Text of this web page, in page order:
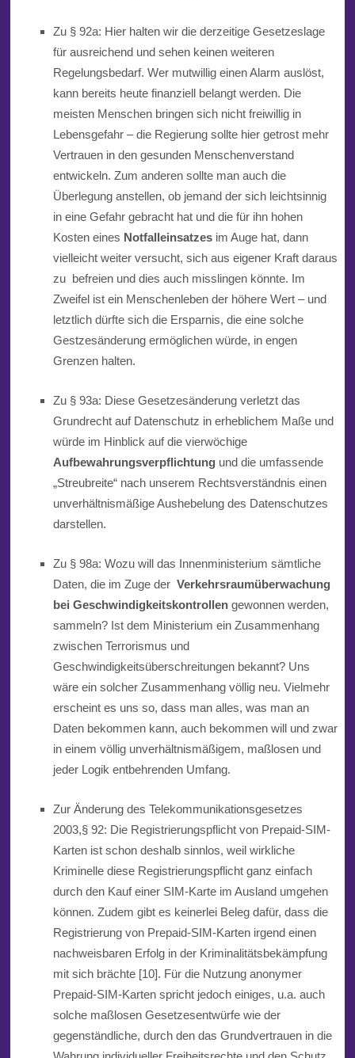
Zu § 92a: Hier halten wir die derzeitige Gesetzeslage
für ausreichend und sehen keinen weiteren
Regelungsbedarf. Wer mutwillig einen Alarm auslöst,
kann bereits heute finanziell belangt werden. Die
meisten Menschen bringen sich nicht freiwillig in
Lebensgefahr – die Regierung sollte hier getrost mehr
Vertrauen in den gesunden Menschenverstand
entwickeln. Zum anderen sollte man auch die
Überlegung anstellen, ob jemand der sich leichtsinnig
in eine Gefahr gebracht hat und die für ihn hohen
Kosten eines Notfalleinsatzesim Auge hat, dann
vielleicht weiter versucht, sich aus eigener Kraft daraus
zu befreien und dies auch misslingen könnte. Im
Zweifel ist ein Menschenleben der höhere Wert – und
letztlich dürfte sich die Ersparnis, die eine solche
Gestzesänderung ermöglichen würde, in engen
Grenzen halten.
Zu § 93a: Diese Gesetzesänderung verletzt das
Grundrecht auf Datenschutz in erheblichem Maße und
würde im Hinblick auf die vierwöchige
Aufbewahrungsverpflichtungund die umfassende
„Streubreite“ nach unserem Rechtsverständnis einen
unverhältnismäßige Aushebelung des Datenschutzes
darstellen.
Zu § 98a: Wozu will das Innenministerium sämtliche
Daten, die im Zuge der Verkehrsraumüberwachung
bei Geschwindigkeitskontrollen gewonnen werden,
sammeln? Ist dem Ministerium ein Zusammenhang
zwischen Terrorismus und
Geschwindigkeitsüberschreitungen bekannt? Uns
wäre ein solcher Zusammenhang völlig neu. Vielmehr
erscheint es uns so, dass man alles, was man an
Daten bekommen kann, auch bekommen will und zwar
in einem völlig unverhältnismäßigem, maßlosen und
jeder Logik entbehrenden Umfang.
Zur Änderung des Telekommunikationsgesetzes
2003,§ 92: Die Registrierungspflicht von Prepaid-SIM-
Karten ist schon deshalb sinnlos, weil wirkliche
Kriminelle diese Registrierungspflicht ganz einfach
durch den Kauf einer SIM-Karte im Ausland umgehen
können. Zudem gibt es keinerlei Beleg dafür, dass die
Registrierung von Prepaid-SIM-Karten irgend einen
nachweisbaren Erfolg in der Kriminalitätsbekämpfung
mit sich brächte [10]. Für die Nutzung anonymer
Prepaid-SIM-Karten spricht jedoch einiges, u.a. auch
solche maßlosen Gesetzesentwürfe wie der
gegenständliche, durch den das Grundvertrauen in die